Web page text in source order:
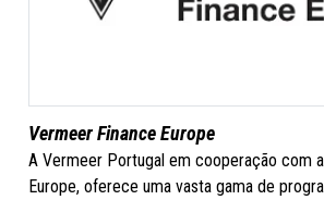
Vermeer Finance Europe
A Vermeer Portugal em cooperação com
Europe, oferece uma vasta gama de